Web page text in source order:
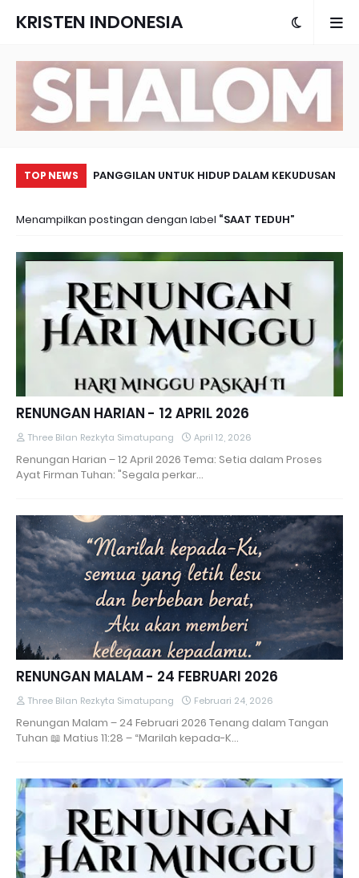
KRISTEN INDONESIA
TOP NEWS
CINTA UANG PANGGILAN UNTUK HIDUP DALAM KEKUDUSAN
Menampilkan postingan dengan label SAAT TEDUH
RENUNGAN HARIAN - 12 APRIL 2026
Three Bilan Rezkyta Simatupang April 12, 2026
Renungan Harian – 12 April 2026 Tema: Setia dalam Proses
Ayat Firman Tuhan: "Segala perkar…
RENUNGAN MALAM - 24 FEBRUARI 2026
Three Bilan Rezkyta Simatupang Februari 24, 2026
Renungan Malam – 24 Februari 2026 Tenang dalam Tangan
Tuhan 📖 Matius 11:28 – “Marilah kepada-K…